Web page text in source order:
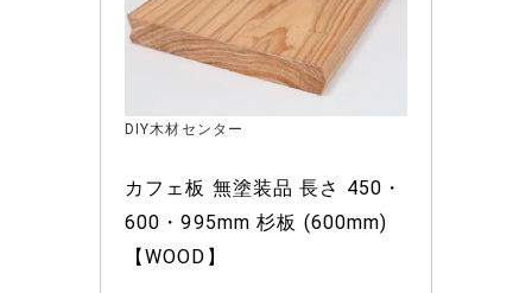
DIY木材センター
カフェ板 無塗装品 長さ 450・
600・995mm 杉板 (600mm)
【WOOD】